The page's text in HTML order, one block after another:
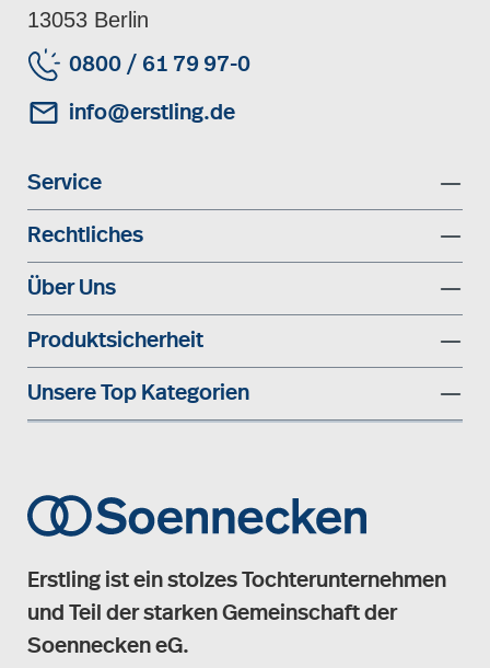
13053 Berlin
0800 / 61 79 97-0
info@erstling.de
Service
Rechtliches
Über Uns
Produktsicherheit
Unsere Top Kategorien
Erstling ist ein stolzes Tochterunternehmen
und Teil der starken Gemeinschaft der
Soennecken eG.